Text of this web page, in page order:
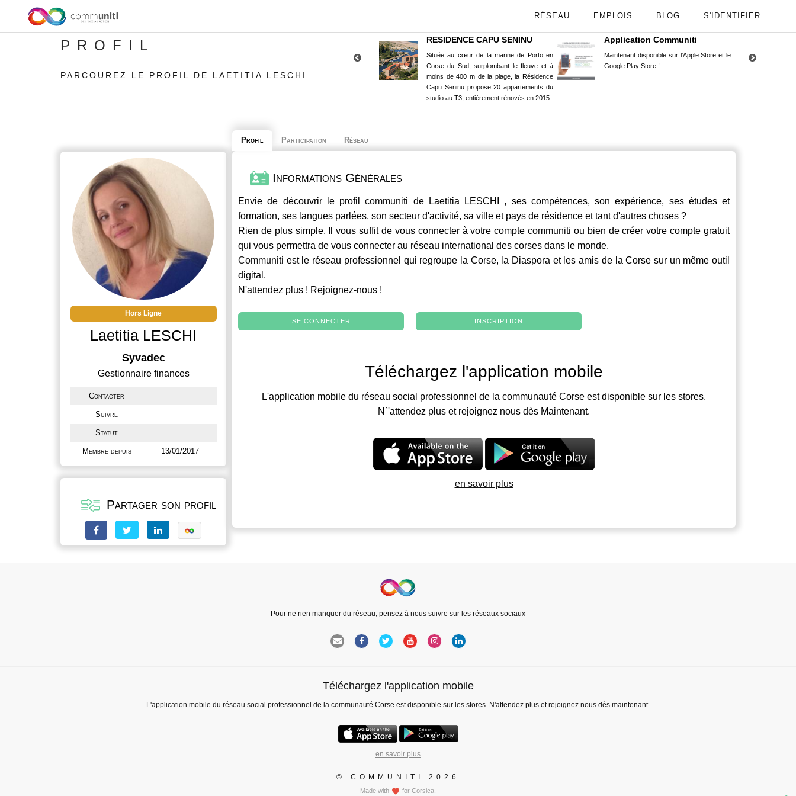
RÉSEAU EMPLOIS BLOG S'IDENTIFIER
PROFIL
PARCOUREZ LE PROFIL DE LAETITIA LESCHI
RESIDENCE CAPU SENINU
Située au cœur de la marine de Porto en
Corse du Sud, surplombant le fleuve et à
moins de 400 m de la plage, la Résidence
Capu Seninu propose 20 appartements du
studio au T3, entièrement rénovés en 2015.
Application Communiti
Maintenant disponible sur l'Apple Store et le
Google Play Store !
Hors Ligne
Laetitia LESCHI
Syvadec
Gestionnaire finances
Contacter
Suivre
Statut
Membre depuis 13/01/2017
Partager son profil
Profil Participation Réseau
Informations Générales
Envie de découvrir le profilcommuniti de Laetitia LESCHI , ses compétences, son expérience, ses études et
formation, ses langues parlées, son secteur d'activité, sa ville et pays de résidence et tant d'autres choses ?
Rien de plus simple. Il vous suffit de vous connecter à votre comptecommuniti ou bien de créer votre compte gratuit
qui vous permettra de vous connecter au réseau international des corses dans le monde.
Communiti est le réseau professionnel qui regroupe la Corse, la Diaspora et les amis de la Corse sur un même outil
digital.
N'attendez plus ! Rejoignez-nous !
SE CONNECTER INSCRIPTION
Téléchargez l'application mobile
L'application mobile du réseau social professionnel de la communauté Corse est disponible sur les stores.
N`'attendez plus et rejoignez nous dès Maintenant.
en savoir plus
Pour ne rien manquer du réseau, pensez à nous suivre sur les réseaux sociaux
Téléchargez l'application mobile
L'application mobile du réseau social professionnel de la communauté Corse est disponible sur les stores. N'attendez plus et rejoignez nous dès maintenant.
en savoir plus
© COMMUNITI 2026
Made with for Corsica.